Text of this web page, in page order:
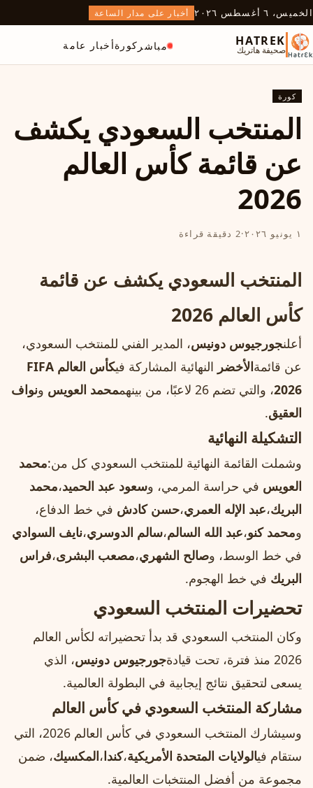
الخميس، ٦ أغسطس ٢٠٢٦ أخبار على مدار الساعة
HATREK
صحيفة هاتريك مباشر كورةأخبار عامة
كورة
المنتخب السعودي يكشف
عن قائمة كأس العالم
2026
١ يونيو ٢٠٢٦ ·2 دقيقة قراءة
المنتخب السعودي يكشف عن قائمة
كأس العالم 2026
أعلنجورجيوس دونيس، المدير الفني للمنتخب السعودي،
عن قائمةالأخضر النهائية المشاركة في
كأس العالم FIFA
2026، والتي تضم 26 لاعبًا، من بينهم محمد العويس ونواف
العقيق.
التشكيلة النهائية
وشملت القائمة النهائية للمنتخب السعودي كل من:محمد
العويس في حراسة المرمي، وسعود عبد الحميد،محمد
البريك،عبد الإله العمري،حسن كادش في خط الدفاع،
ومحمد كنو،عبد الله السالم،سالم الدوسري،نايف السوادي
في خط الوسط، وصالح الشهري،مصعب البشرى،فراس
البريك في خط الهجوم.
تحضيرات المنتخب السعودي
وكان المنتخب السعودي قد بدأ تحضيراته لكأس العالم
2026 منذ فترة، تحت قيادة
جورجيوس دونيس، الذي
يسعى لتحقيق نتائج إيجابية في البطولة العالمية.
مشاركة المنتخب السعودي في كأس العالم
وسيشارك المنتخب السعودي في كأس العالم 2026، التي
ستقام فيالولايات المتحدة الأمريكية،كندا،المكسيك، ضمن
مجموعة من أفضل المنتخبات العالمية.